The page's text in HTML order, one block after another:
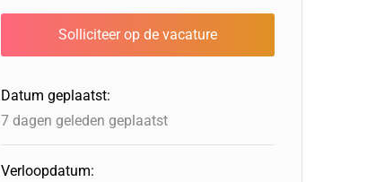
Datum geplaatst:
7 dagen geleden geplaatst
Verloopdatum: